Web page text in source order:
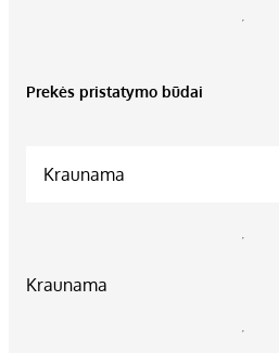
Prekės pristatymo būdai
Kraunama
Kraunama